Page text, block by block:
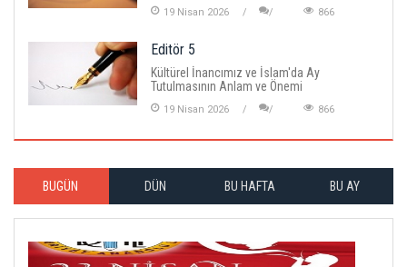
19 Nisan 2026 866
Editör 5
Kültürel İnancımız ve İslam'da Ay
Tutulmasının Anlam ve Önemi
19 Nisan 2026 866
BUGÜN DÜN BU HAFTA BU AY